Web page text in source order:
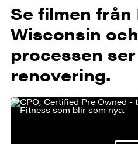
Se filmen från
Wisconsin
processen
renovering.